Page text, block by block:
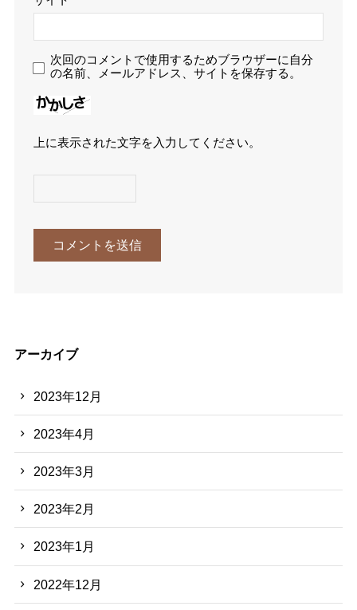
次回のコメントで使用するためブラウザーに自分
の名前、メールアドレス、サイトを保存する。
上に表示された文字を入力してください。
アーカイブ
2023年12月
2023年4月
2023年3月
2023年2月
2023年1月
2022年12月